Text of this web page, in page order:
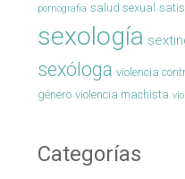
pornografia salud sexual
sexología
sexóloga violencia
género violencia machista
Categorías